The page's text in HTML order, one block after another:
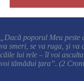
„Dacă poporul Meu peste
va smeri, se va ruga, şi va
căile lui rele – îl voi
voi tămădui ţara”. (2